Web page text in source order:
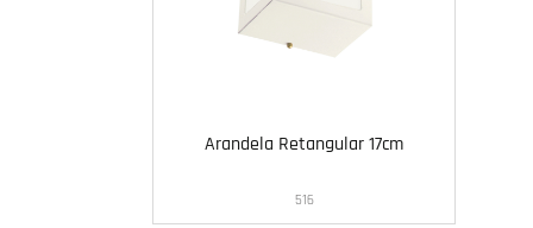
Arandela Retangular 17cm
516